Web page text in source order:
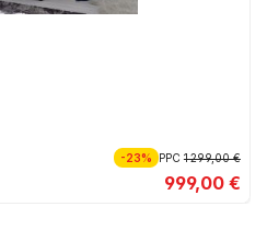
-23% PPC1 299,00 €
999,00 €